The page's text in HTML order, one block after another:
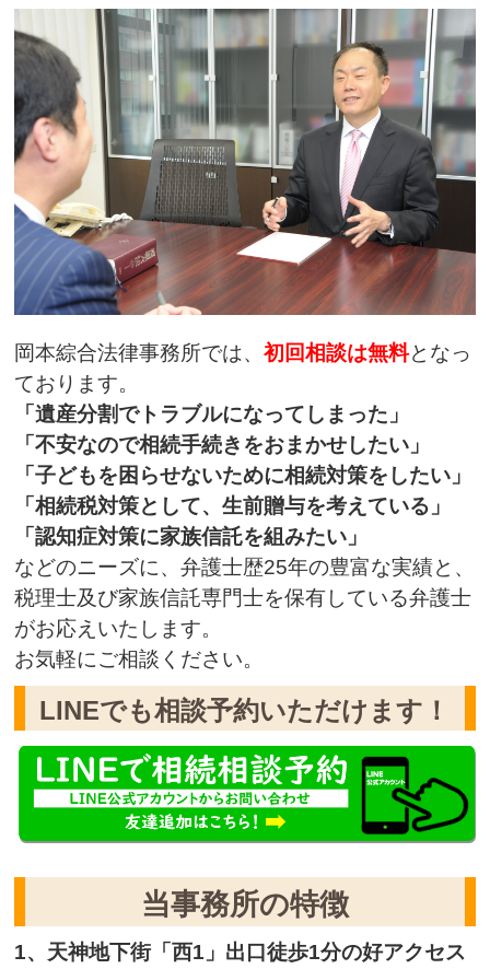
岡本綜合法律事務所では、初回相談は無料となっ
ております。
「遺産分割でトラブルになってしまった」
「不安なので相続手続きをおまかせしたい」
「子どもを困らせないために相続対策をしたい」
「相続税対策として、生前贈与を考えている」
「認知症対策に家族信託を組みたい」
などのニーズに、弁護士歴25年の豊富な実績と、
税理士及び家族信託専門士を保有している弁護士
がお応えいたします。
お気軽にご相談ください。
LINEでも相談予約いただけます！
当事務所の特徴
1、天神地下街「西1」出口徒歩1分の好アクセス